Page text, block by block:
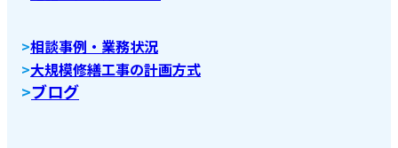
>相談事例・業務状況
>大規模修繕工事の計画方式
>ブログ